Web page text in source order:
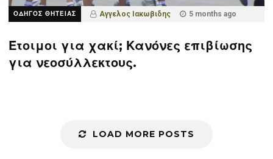
ΟΔΗΓΟΣ ΘΗΤΕΙΑΣ Αγγελος Ιακωβιδης 5 months ago
Έτοιμοι για χακί; Κανόνες επιβίωσης
για νεοσύλλεκτους.
LOAD MORE POSTS